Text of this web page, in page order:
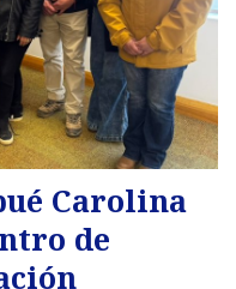
Carolina
de